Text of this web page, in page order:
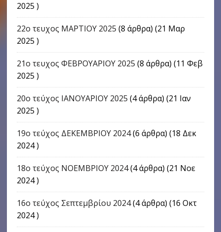
2025 )
22o τευχος ΜΑΡΤΙΟΥ 2025 (8 άρθρα) (21 Μαρ
2025 )
21ο τευχος ΦΕΒΡΟΥΑΡΙΟΥ 2025 (8 άρθρα) (11 Φεβ
2025 )
20ο τεύχος ΙΑΝΟΥΑΡΙΟΥ 2025 (4 άρθρα) (21 Ιαν
2025 )
19ο τεύχος ΔΕΚΕΜΒΡΙΟΥ 2024(6 άρθρα) (18 Δεκ
2024 )
18ο τεύχος ΝΟΕΜΒΡΙΟΥ 2024(4 άρθρα) (21 Νοε
2024 )
16o τεύχος Σεπτεμβρίου 2024(4 άρθρα) (16 Οκτ
2024 )